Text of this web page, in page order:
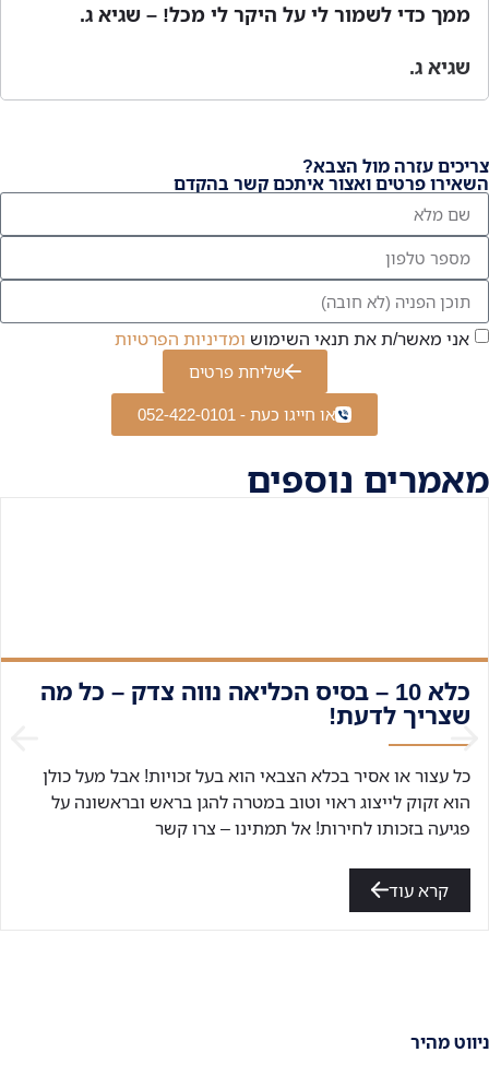
ממך כדי לשמור לי על היקר לי מכל! – שגיא ג.
שגיא ג.
צריכים עזרה מול הצבא?
השאירו פרטים ואצור איתכם קשר בהקדם
אני מאשר/ת את תנאי השימוש ומדיניות הפרטיות
שליחת פרטים
או חייגו כעת - 052-422-0101
מאמרים נוספים
כלא 10 – בסיס הכליאה נווה צדק – כל מה
שצריך לדעת!
כל עצור או אסיר בכלא הצבאי הוא בעל זכויות! אבל מעל כולן
הוא זקוק לייצוג ראוי וטוב במטרה להגן בראש ובראשונה על
פגיעה בזכותו לחירות! אל תמתינו – צרו קשר
קרא עוד
ניווט מהיר